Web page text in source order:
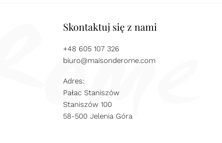
Skontaktuj się z nami
+48 605 107 326
biuro@maisonderome.com
Adres:
Pałac Staniszów
Staniszów 100
58-500 Jelenia Góra